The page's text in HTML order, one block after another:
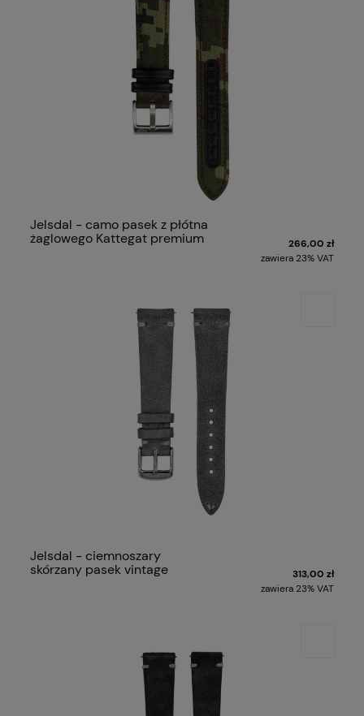
Jelsdal - camo pasek z płótna
żaglowego Kattegat premium
266,00 zł
zawiera 23% VAT
Jelsdal - ciemnoszary
skórzany pasek vintage
313,00 zł
zawiera 23% VAT